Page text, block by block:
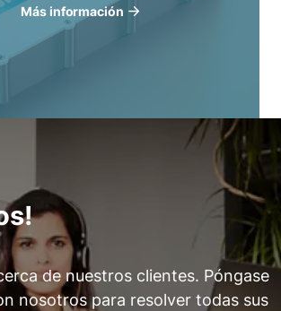
Más información
de nuestros clientes. Póngase
nosotros para resolver todas sus